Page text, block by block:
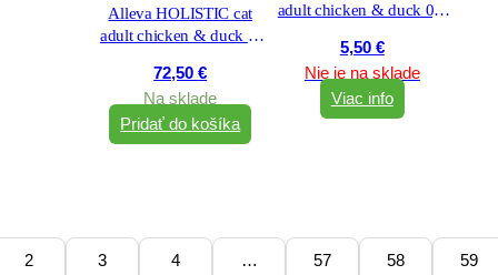
Alleva HOLISTIC cat
adult chicken & duck &
kg
72,50€
Na sklade
Pridať do košíka
adult chicken & duck 0,4
5,50 €
Nie je na sklade
Viac info
2 3 4 … 57 58 59